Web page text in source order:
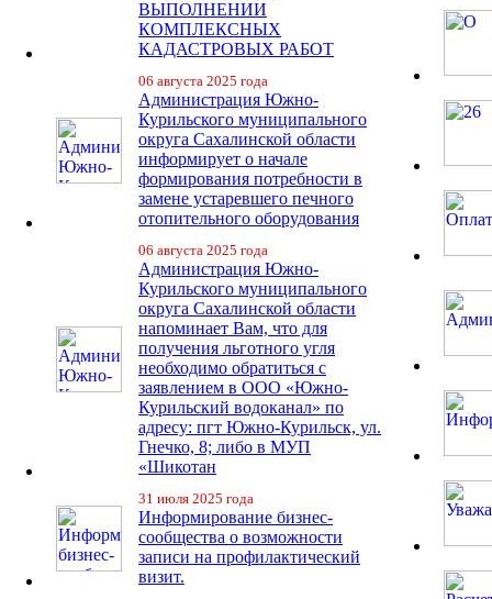
ВЫПОЛНЕНИИ
КОМПЛЕКСНЫХ
КАДАСТРОВЫХ РАБОТ
06 августа 2025 года
Администрация Южно-
Курильского муниципального
округа Сахалинской области
информирует о начале
формирования потребности в
замене устаревшего печного
отопительного оборудования
06 августа 2025 года
Администрация Южно-
Курильского муниципального
округа Сахалинской области
напоминает Вам, что для
получения льготного угля
необходимо обратиться с
заявлением в ООО «Южно-
Курильский водоканал» по
адресу: пгт Южно-Курильск, ул.
Гнечко, 8; либо в МУП
«Шикотан
31 июля 2025 года
Информирование бизнес-
сообщества о возможности
записи на профилактический
визит.